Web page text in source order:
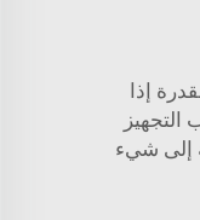
إذا
إلى شيء